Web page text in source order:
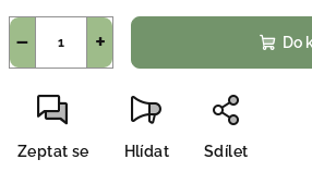
+
− Do
Zeptat se Hlídat Sdílet